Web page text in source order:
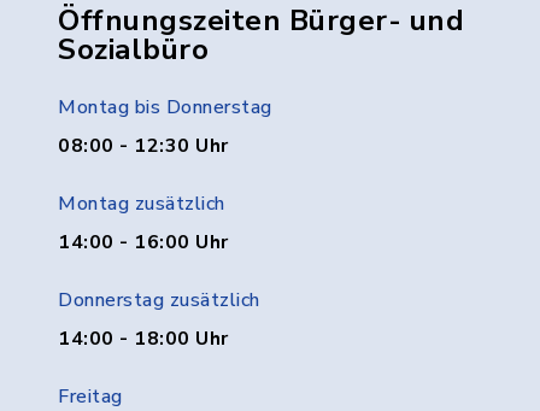
Öffnungszeiten Bürger- und
Sozialbüro
Montag bis Donnerstag
08:00 - 12:30 Uhr
Montag zusätzlich
14:00 - 16:00 Uhr
Donnerstag zusätzlich
14:00 - 18:00 Uhr
Freitag